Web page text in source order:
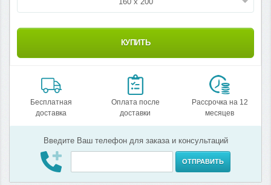
КУПИТЬ
Бесплатная
доставка
Оплата после
доставки
Рассрочка на 12
месяцев
Введите Ваш телефон для заказа и консультаций
ОТПРАВИТЬ